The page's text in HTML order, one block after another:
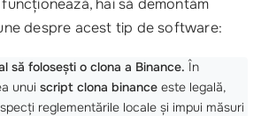
despre acest tip de software:
să folosești o clona a Binance. În
unui script clona binance este legală,
reglementările locale și impui măsuri